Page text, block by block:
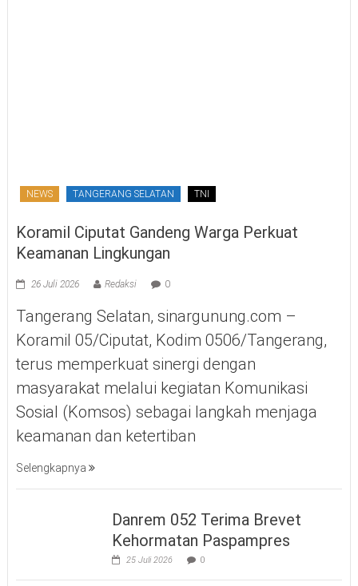
NEWS TANGERANG SELATAN TNI
Koramil Ciputat Gandeng Warga Perkuat
Keamanan Lingkungan
26 Juli 2026 Redaksi 0
Tangerang Selatan, sinargunung.com –
Koramil 05/Ciputat, Kodim 0506/Tangerang,
terus memperkuat sinergi dengan
masyarakat melalui kegiatan Komunikasi
Sosial (Komsos) sebagai langkah menjaga
keamanan dan ketertiban
Selengkapnya
Danrem 052 Terima Brevet
Kehormatan Paspampres
25 Juli 2026 0